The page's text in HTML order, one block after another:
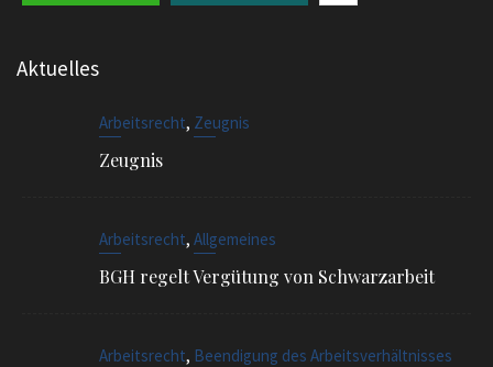
Aktuelles
Arbeitsrecht, Zeugnis
Zeugnis
Arbeitsrecht, Allgemeines
BGH regelt Vergütung von Schwarzarbeit
Arbeitsrecht, Beendigung des Arbeitsverhältnisses